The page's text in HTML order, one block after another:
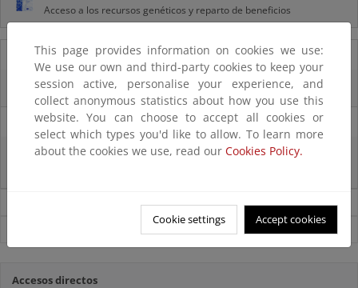
Acceso a los recursos genéticos y reparto de beneficios
07/08/2025
El censo de aves del Parque Nacional de las Tablas bate récords históricos
27/06/2025
La reunión ministerial de OSPAR refuerza la acción conjunta para proteger
Noticias sobre Biodiversidad
Ver todas las noticias
Accesos directos
This page provides information on cookies we use:
We use our own and third-party cookies to keep your
session active, personalise your experience, and
collect anonymous statistics about how you use this
website. You can choose to accept all cookies or
select which types you'd like to allow. To learn more
about the cookies we use, read our Cookies Policy.
Cookie settings Accept cookies